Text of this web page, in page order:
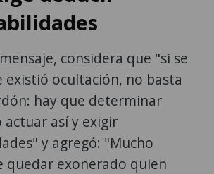
considera que "si se
existió ocultación, no basta
hay que determinar
así y exigir
y agregó: "Mucho
quedar exonerado quien